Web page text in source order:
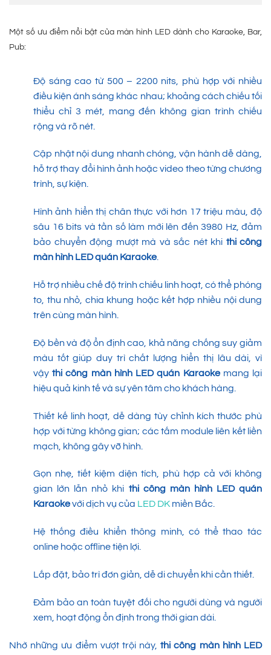
Một số ưu điểm nổi bật của màn hình LED dành cho Karaoke, Bar,
Pub:
Độ sáng cao từ 500 – 2200 nits, phù hợp với nhiều
điều kiện ánh sáng khác nhau; khoảng cách chiếu tối
thiểu chỉ 3 mét, mang đến không gian trình chiếu
rộng và rõ nét.
Cập nhật nội dung nhanh chóng, vận hành dễ dàng,
hỗ trợ thay đổi hình ảnh hoặc video theo từng chương
trình, sự kiện.
Hình ảnh hiển thị chân thực với hơn 17 triệu màu, độ
sâu 16 bits và tần số làm mới lên đến 3980 Hz, đảm
bảo chuyển động mượt mà và sắc nét khi thi công
màn hình LED quán Karaoke.
Hỗ trợ nhiều chế độ trình chiếu linh hoạt, có thể phóng
to, thu nhỏ, chia khung hoặc kết hợp nhiều nội dung
trên cùng màn hình.
Độ bền và độ ổn định cao, khả năng chống suy giảm
màu tốt giúp duy trì chất lượng hiển thị lâu dài, vì
vậythi công màn hình LED quán Karaoke mang lại
hiệu quả kinh tế và sự yên tâm cho khách hàng.
Thiết kế linh hoạt, dễ dàng tùy chỉnh kích thước phù
hợp với từng không gian; các tấm module liên kết liền
mạch, không gây vỡ hình.
Gọn nhẹ, tiết kiệm diện tích, phù hợp cả với không
gian lớn lẫn nhỏ khi thi công màn hình LED quán
Karaokevới dịch vụ của LED DK miền Bắc.
Hệ thống điều khiển thông minh, có thể thao tác
online hoặc offline tiện lợi.
Lắp đặt, bảo trì đơn giản, dễ di chuyển khi cần thiết.
Đảm bảo an toàn tuyệt đối cho người dùng và người
xem, hoạt động ổn định trong thời gian dài.
Nhờ những ưu điểm vượt trội này,thi công màn hình LED